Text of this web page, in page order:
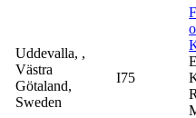
Uddevalla, ,
Västra
Götaland,
Sweden
I75